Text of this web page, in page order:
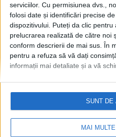
serviciilor. Cu permisiunea dvs.,
folosi date și identificări precise
dispozitivului. Puteți da clic
prelucrarea realizată de către noi
conform descrierii de mai sus. În
pentru a refuza să vă dați
informații mai detaliate și a vă
retrageți consimțământul în orice
MAI
SUNT DE
© 2020Radio TOP Suceava 104 FM